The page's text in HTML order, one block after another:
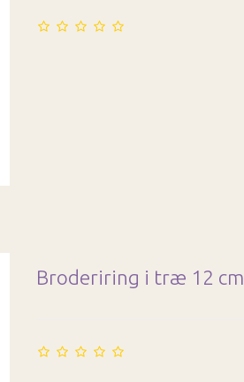
Broderiring i træ 12 cm